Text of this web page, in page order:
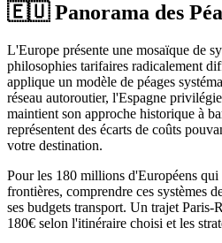
🇪🇺 Panorama des
L'Europe présente une mosaïque de
philosophies tarifaires radicalement
applique un modèle de péages
réseau autoroutier, l'Espagne
maintient son approche historique à
représentent des écarts de coûts
votre destination.
Pour les 180 millions d'Européens qui
frontières, comprendre ces systèmes
ses budgets transport. Un trajet Paris-
180€ selon l'itinéraire choisi et les